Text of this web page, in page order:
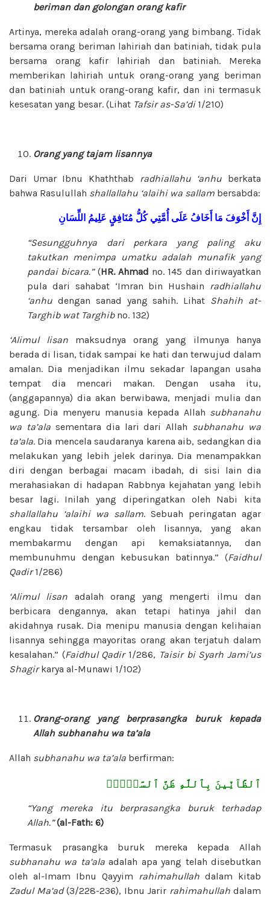
beriman dan golongan orang kafir
Artinya, mereka adalah orang-orang yang bimbang. Tidak
bersama orang beriman lahiriah dan batiniah, tidak pula
bersama orang kafir lahiriah dan batiniah. Mereka
memberikan lahiriah untuk orang-orang yang beriman
dan batiniah untuk orang-orang kafir, dan ini termasuk
kesesatan yang besar. (Lihat Tafsir as-Sa’di 1/210)
Orang yang tajam lisannya
Dari Umar Ibnu Khaththab radhiallahu ‘anhu berkata
bahwa Rasulullah shallallahu ‘alaihi wa sallam bersabda:
إِنَّ أَخْوَفَ مَا أَخَافُ عَلَى أُمَّتِي كُلُّ مُنَافِقٍ عَلِيمُ اللِّسَانِ
“Sesungguhnya dari perkara yang paling aku
takutkan menimpa umatku adalah munafik yang
pandai bicara.” (HR. Ahmad no. 145 dan diriwayatkan
pula dari sahabat ‘Imran bin Hushain
radhiallahu
‘anhu dengan sanad yang sahih. Lihat Shahih at-
Targhib wat Targhib no. 132)
‘Alimul lisan maksudnya orang yang ilmunya hanya
berada di lisan, tidak sampai ke hati dan terwujud dalam
amalan. Dia menjadikan ilmu sekadar lapangan usaha
tempat dia mencari makan. Dengan usaha itu,
(anggapannya) dia akan berwibawa, menjadi mulia dan
agung. Dia menyeru manusia kepada Allah subhanahu
wa ta’alasementara dia lari dari Allah subhanahu wa
ta’ala. Dia mencela saudaranya karena aib, sedangkan dia
melakukan yang lebih jelek darinya. Dia menampakkan
diri dengan berbagai macam ibadah, di sisi lain dia
merahasiakan di hadapan Rabbnya kejahatan yang lebih
besar lagi. Inilah yang diperingatkan oleh Nabi kita
shallallahu ‘alaihi wa sallam. Sebuah peringatan agar
engkau tidak tersambar oleh lisannya, yang akan
membakarmu dengan api kemaksiatannya, dan
membunuhmu dengan kebusukan batinnya.” (Faidhul
Qadir1/286)
‘Alimul lisan adalah orang yang mengerti ilmu dan
berbicara dengannya, akan tetapi hatinya jahil dan
akidahnya rusak. Dia menipu manusia dengan kelihaian
lisannya sehingga mayoritas orang akan terjatuh dalam
kesalahan.” (Faidhul Qadir 1/286, Taisir bi Syarh Jami’us
Shagirkarya al-Munawi 1/102)
Orang-orang yang berprasangka buruk kepada
Allah subhanahu wa ta’ala
Allah subhanahu wa ta’ala berfirman:
ٱلظَّآنِّينَ بِٱللَّهِ ظَنَّ ٱلسَّوۡءِۚ
“Yang mereka itu berprasangka buruk terhadap
Allah.”(al-Fath: 6)
Termasuk prasangka buruk mereka kepada Allah
subhanahu wa ta’alaadalah apa yang telah disebutkan
oleh al-Imam Ibnu Qayyim
rahimahullah dalam kitab
Zadul Ma’ad(3/228-236), Ibnu Jarir rahimahullah dalam